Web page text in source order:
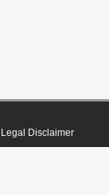
Legal Disclaimer